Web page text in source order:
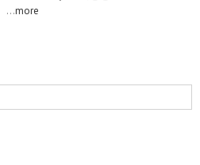
...more